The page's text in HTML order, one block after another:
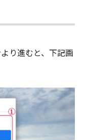
り進むと、下記画